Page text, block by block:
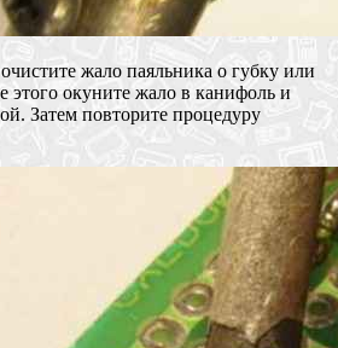
жало паяльника о губку или
этого окуните жало в канифоль и
Затем повторите процедуру